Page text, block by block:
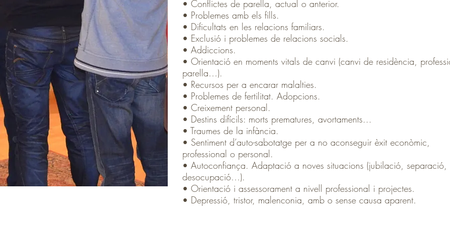
• Conflictes de parella, actual o anterior.
• Problemes amb els fills.
• Dificultats en les relacions familiars.
• Exclusió i problemes de relacions socials.
• Addiccions.
• Orientació en moments vitals de canvi (canvi de residència,
parella…).
• Recursos per a encarar malalties.
• Problemes de fertilitat. Adopcions.
• Creixement personal.
• Destins difícils: morts prematures, avortaments…
• Traumes de la infància.
• Sentiment d’auto-sabotatge per a no aconseguir èxit econòmic,
professional o personal.
• Autoconfiança. Adaptació a noves situacions (jubilació, separació,
desocupació…).
• Orientació i assessorament a nivell professional i projectes.
• Depressió, tristor, malenconia, amb o sense causa aparent.